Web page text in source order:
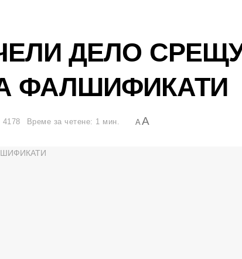
ДЕЛО
ФАЛШИФИКАТИ
4178 Време за четене: 1 мин. AA